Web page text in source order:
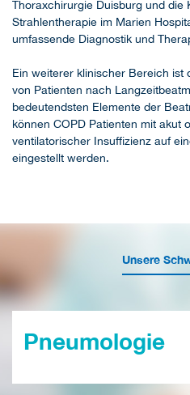
Thoraxchirurgie Duisburg und die
Strahlentherapie im Marien
umfassende Diagnostik und
Ein weiterer klinischer Bereich ist
von Patienten nach
bedeutendsten Elemente der
können COPD Patienten mit akut
ventilatorischer Insuffizienz auf
eingestellt werden.
Unsere
Pneumologie